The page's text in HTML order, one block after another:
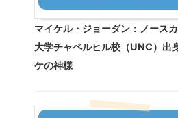
マイケル・ジョーダン：ノース
大学チャペルヒル校（UNC）出
ケの神様